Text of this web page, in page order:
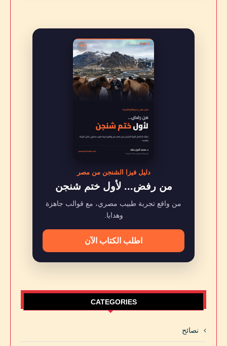
دليل فيزا الشنجن من مصر
من رفض... لأول ختم شنجن
من واقع تجربة طبيب مصري، مع قوالب جاهزة
وهدايا.
اطلب الكتاب الآن
CATEGORIES
نصائح